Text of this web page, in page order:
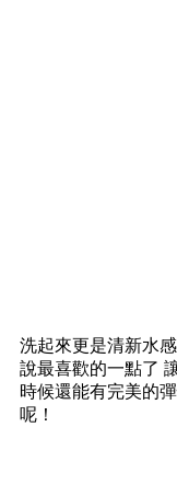
洗起來更是清新水
說最喜歡的一點了
時候還能有完美的
呢！